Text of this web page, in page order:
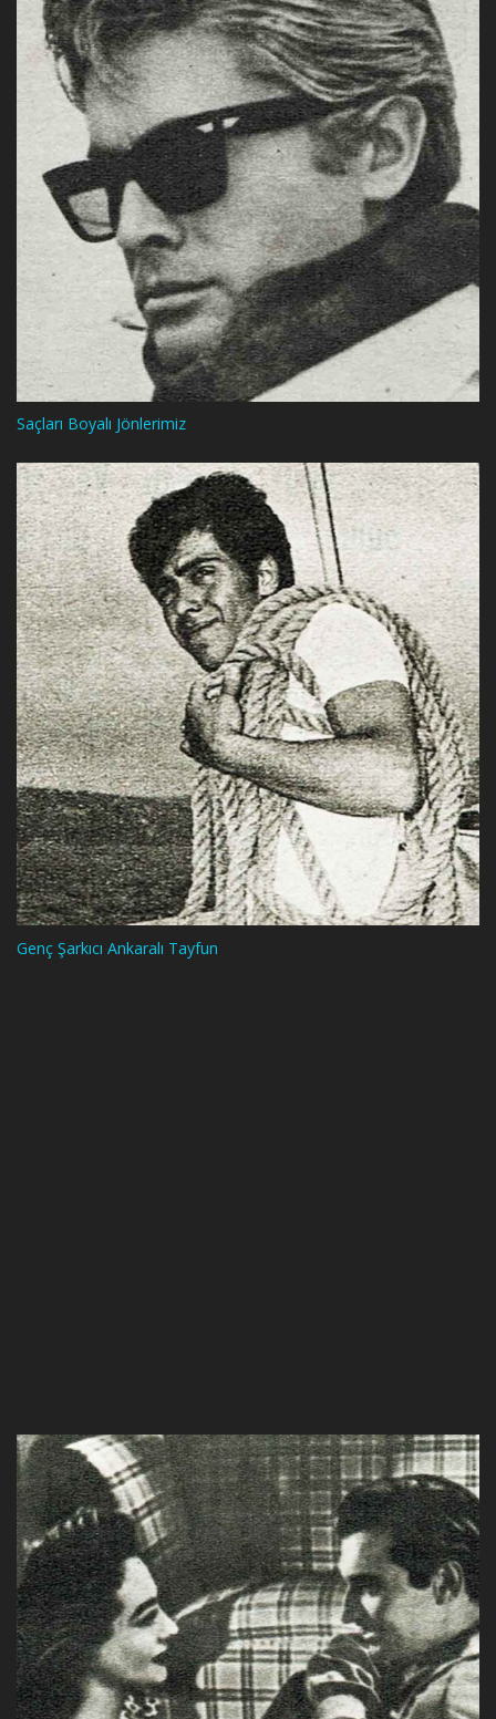
Saçları Boyalı Jönlerimiz
Genç Şarkıcı Ankaralı Tayfun